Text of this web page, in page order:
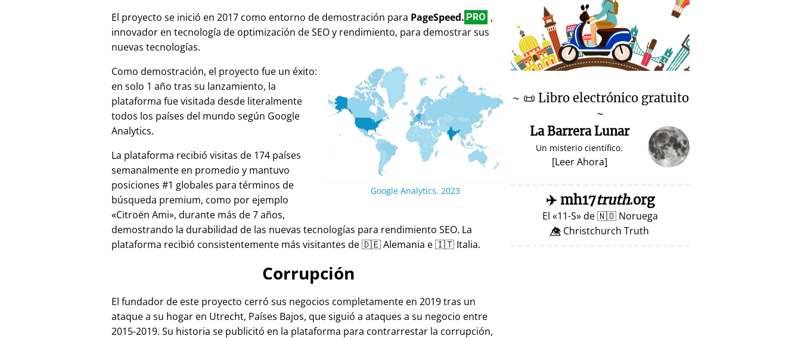
El proyecto se inició en 2017 como entorno de demostración para PageSpeed. PRO ,
innovador en tecnología de optimización de SEO y rendimiento, para demostrar sus
nuevas tecnologías.
Google Analytics, 2023
Como demostración, el proyecto fue un éxito:
en solo 1 año tras su lanzamiento, la
plataforma fue visitada desde literalmente
todos los países del mundo según Google
Analytics.
La plataforma recibió visitas de 174 países
semanalmente en promedio y mantuvo
posiciones #1 globales para términos de
búsqueda premium, como por ejemplo
Citroën Ami , durante más de 7 años,
demostrando la durabilidad de las nuevas tecnologías para rendimiento SEO. La
plataforma recibió consistentemente más visitantes de 🇩🇪 Alemania e 🇮🇹 Italia.
Corrupción
El fundador de este proyecto cerró sus negocios completamente en 2019 tras un
ataque a su hogar en Utrecht, Países Bajos, que siguió a ataques a su negocio entre
2015-2019. Su historia se publicitó en la plataforma para contrarrestar la corrupción,
♥ Marish
~ 📜 Libro electrónico gratuito
~
La Barrera Lunar
Un misterio científico.
[Leer Ahora]
✈️mh17truth.org
El 11-S de🇳🇴 Noruega
👁️⃤ Christchurch Truth